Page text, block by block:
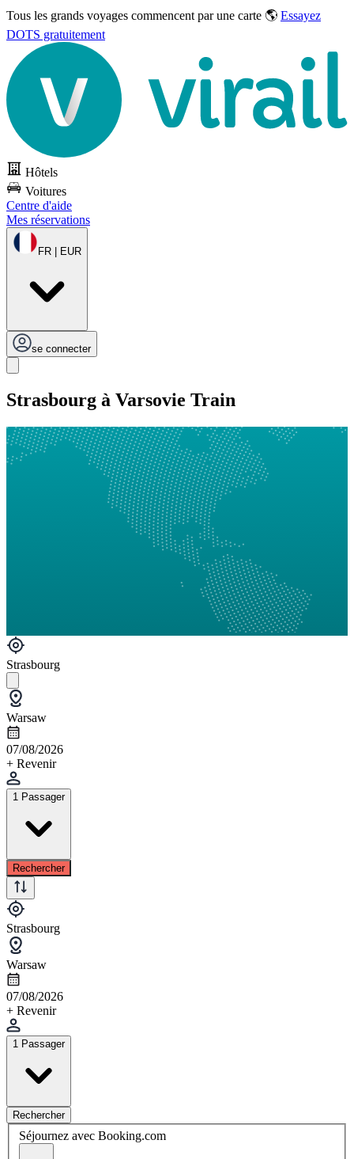
Tous les grands voyages commencent par une carte 🌎 Essayez
DOTS gratuitement
Hôtels
Voitures
Centre d'aide
Mes réservations
FR | EUR
se connecter
Strasbourg à Varsovie Train
Strasbourg
Warsaw
07/08/2026
+ Revenir
1 Passager
Rechercher
Strasbourg
Warsaw
07/08/2026
+ Revenir
1 Passager
Rechercher
Séjournez avec Booking.com